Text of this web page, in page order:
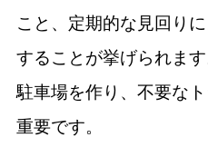
こと、定期的な見回り
することが挙げられま
駐車場を作り、不要な
重要です。